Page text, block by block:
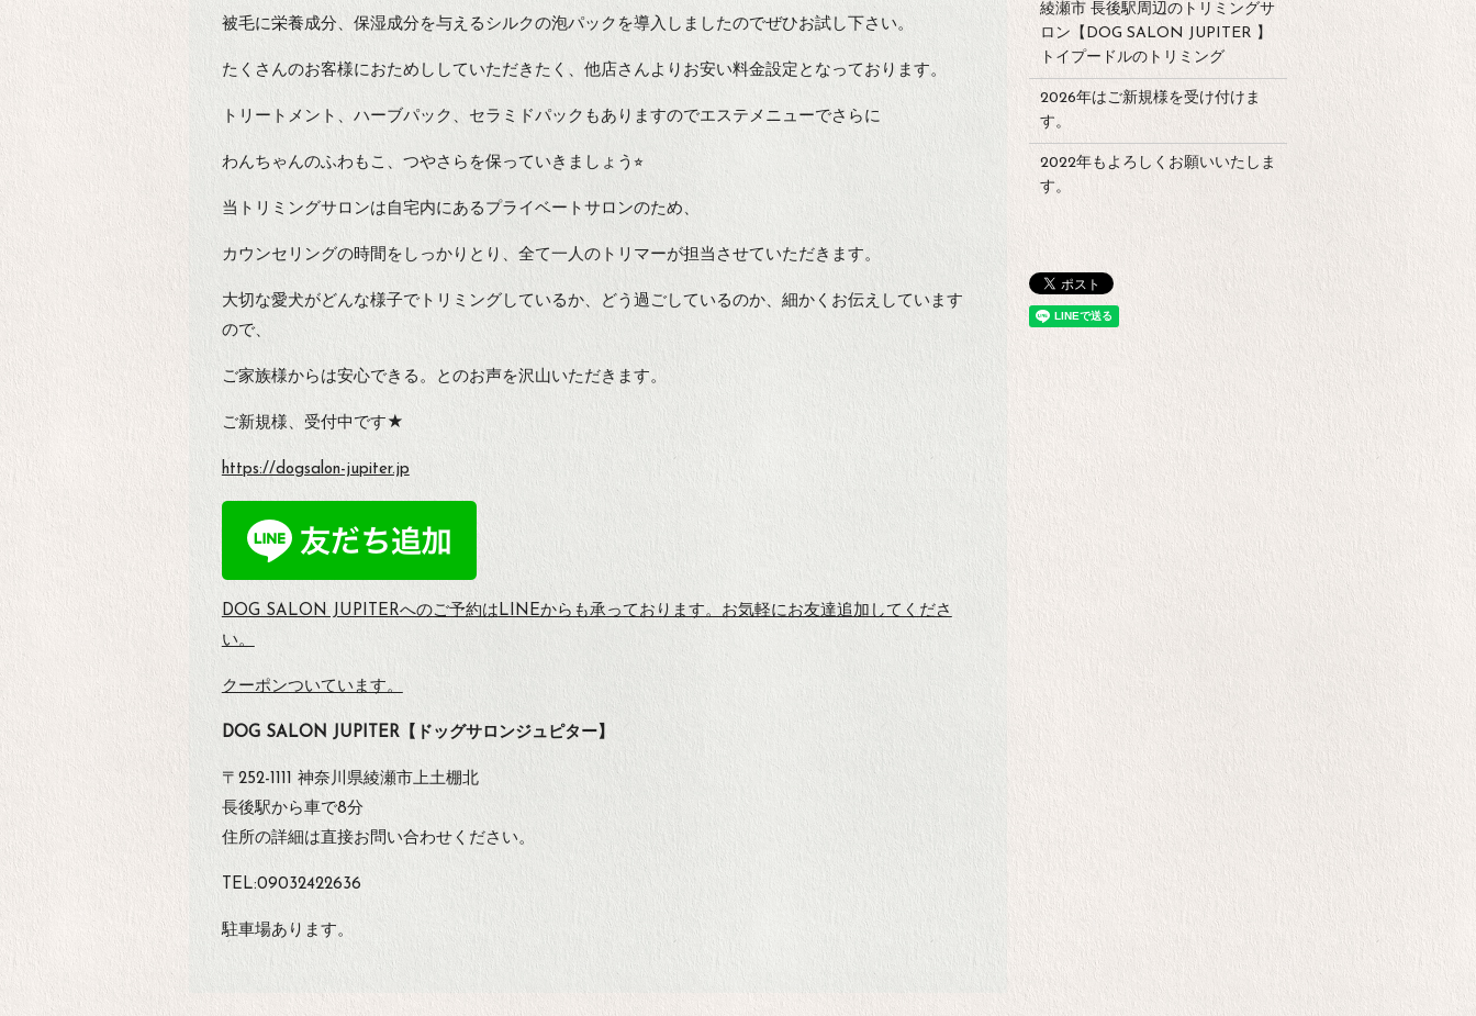
被毛に栄養成分、保湿成分を与えるシルクの泡パックを導入しましたのでぜひお試し下さい。
たくさんのお客様におためししていただきたく、他店さんよりお安い料金設定となっております。
トリートメント、ハーブパック、セラミドパックもありますのでエステメニューでさらに
わんちゃんのふわもこ、つやさらを保っていきましょう⭐︎
当トリミングサロンは自宅内にあるプライベートサロンのため、
カウンセリングの時間をしっかりとり、全て一人のトリマーが担当させていただきます。
大切な愛犬がどんな様子でトリミングしているか、どう過ごしているのか、細かくお伝えしています
ので、
ご家族様からは安心できる。とのお声を沢山いただきます。
ご新規様、受付中です★
https://dogsalon-jupiter.jp
DOG SALON JUPITERへのご予約は LINEからも承っております。お気軽にお友達追加してくださ
い。
クーポンついています。
DOG SALON JUPITER【ドッグサロンジュピター】
〒252-1111 神奈川県綾瀬市上土棚北
長後駅から車で8分
住所の詳細は直接お問い合わせください。
TEL:09032422636
駐車場あります。
綾瀬市 長後駅周辺のトリミングサ
ロン【DOG SALON JUPITER 】
トイプードルのトリミング
2026年はご新規様を受け付けま
す。
2022年もよろしくお願いいたしま
す。